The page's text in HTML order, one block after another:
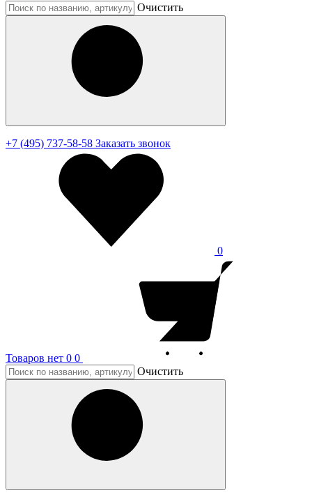
Очистить
+7 (495) 737-58-58 Заказать звонок
0
Товаров нет 0 0
Очистить